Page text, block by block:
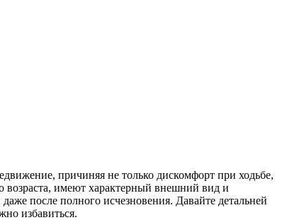
причиняя не только дискомфорт при ходьбе,
возраста, имеют характерный внешний вид и
после полного исчезновения. Давайте детальней
избавиться.